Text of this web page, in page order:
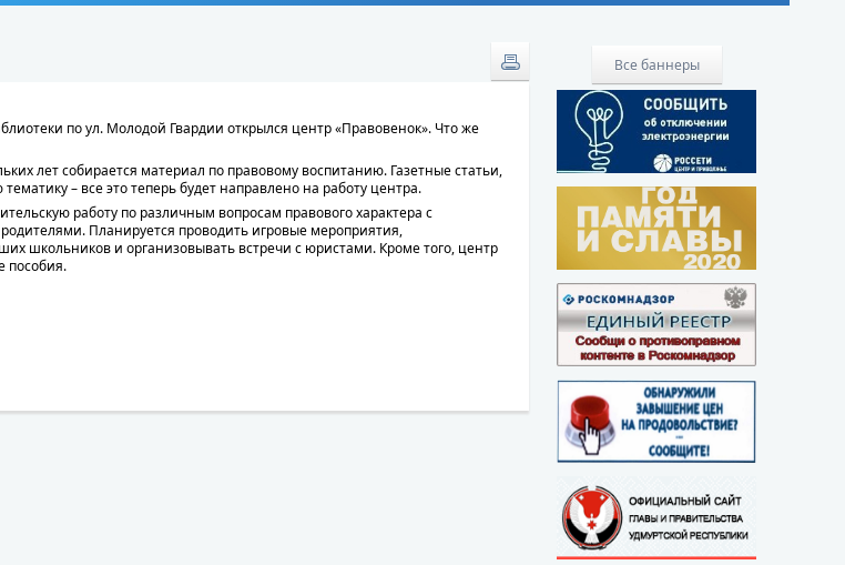
Все баннеры
по ул. Молодой Гвардии открылся центр «Правовенок». Что же
лет собирается материал по правовому воспитанию. Газетные статьи,
– все это теперь будет направлено на работу центра.
работу по различным вопросам правового характера с
Планируется проводить игровые мероприятия,
школьников и организовывать встречи с юристами. Кроме того, центр
пособия.